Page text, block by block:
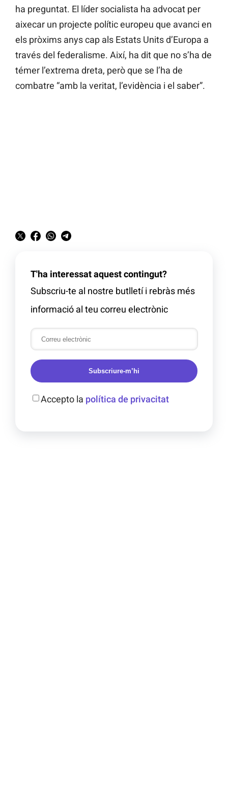
ha preguntat. El líder socialista ha advocat per
aixecar un projecte polític europeu que avanci en
els pròxims anys cap als Estats Units d’Europa a
través del federalisme. Així, ha dit que no s’ha de
témer l’extrema dreta, però que se l’ha de
combatre “amb la veritat, l’evidència i el saber”.
T'ha interessat aquest contingut?
Subscriu-te al nostre butlletí i rebràs més
informació al teu correu electrònic
Subscriure-m’hi
Accepto la política de privacitat